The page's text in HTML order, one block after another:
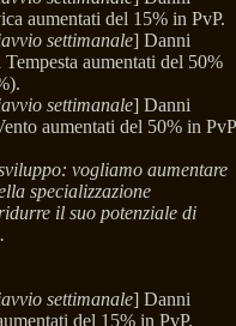
aumentati del 15% in PvP.
settimanale] Danni
aumentati del 50%
settimanale] Danni
aumentati del 50% in PvP
vogliamo aumentare
specializzazione
il suo potenziale di
settimanale] Danni
del 15% in PvP.